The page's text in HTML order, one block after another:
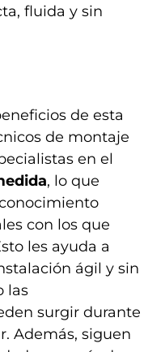
fluida y sin
de esta
de montaje
en el
, lo que
con los que
les ayuda a
ágil y sin
las
surgir durante
Además, siguen